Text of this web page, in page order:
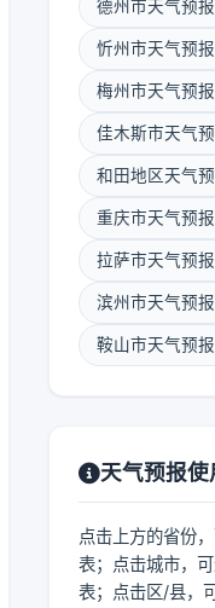
德州市天气预报
忻州市天气预报
梅州市天气预报
佳木斯市天气
和田地区天气
重庆市天气预报
拉萨市天气预报
滨州市天气预报
鞍山市天气预报
天气预报使
点击上方的省份
表；点击城市，
表；点击区/县，